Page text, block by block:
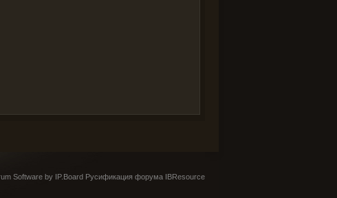
Software by IP.Board Русификация форума IBResource